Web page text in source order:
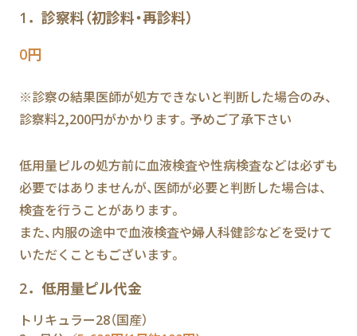
1．診察料（初診料・再診料）
0円
※診察の結果医師が処方できないと判断した場合のみ、
診察料2,200円がかかります。予めご了承下さい
低用量ピルの処方前に血液検査や性病検査などは必ずも
必要ではありませんが、医師が必要と判断した場合は、
検査を行うことがあります。
また、内服の途中で血液検査や婦人科健診などを受けて
いただくこともございます。
2．低用量ピル代金
トリキュラー28（国産）